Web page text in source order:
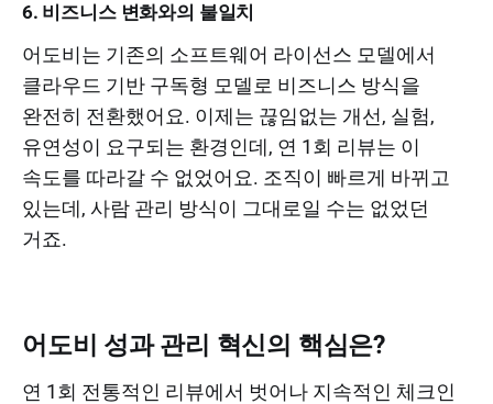
6. 비즈니스 변화와의 불일치
어도비는 기존의 소프트웨어 라이선스 모델에서
클라우드 기반 구독형 모델로 비즈니스 방식을
완전히 전환했어요. 이제는 끊임없는 개선, 실험,
유연성이 요구되는 환경인데, 연 1회 리뷰는 이
속도를 따라갈 수 없었어요. 조직이 빠르게 바뀌고
있는데, 사람 관리 방식이 그대로일 수는 없었던
거죠.
어도비 성과 관리 혁신의 핵심은?
연 1회 전통적인 리뷰에서 벗어나 지속적인 체크인